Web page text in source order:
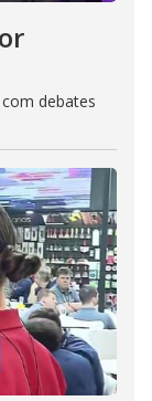
debates